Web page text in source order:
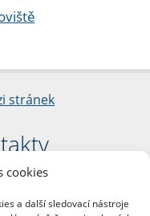
cookies
a další sledovací nástroje
stránek
1/2